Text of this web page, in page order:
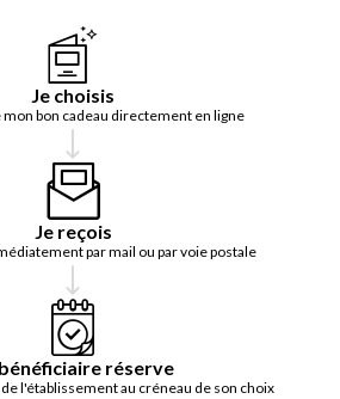
Je choisis
bon cadeau directement en ligne
Je reçois
par mail ou par voie postale
réserve
l'établissement au créneau de son choix